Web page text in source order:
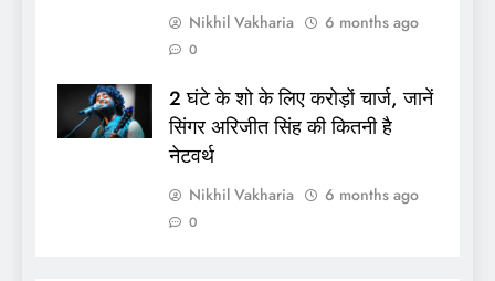
Nikhil Vakharia 6 months ago
0
2 घंटे के शो के लिए करोड़ों चार्ज, जानें
सिंगर अरिजीत सिंह की कितनी है
नेटवर्थ
Nikhil Vakharia 6 months ago
0